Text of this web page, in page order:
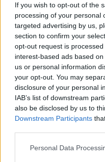
If you wish to opt-out of the
processing of your personal
targeted advertising by us,
section to confirm your
opt-out request is
interest-based ads based
us or personal information
your opt-out. You may
disclosure of your personal
IAB’s list of downstream
also be disclosed by us to
Downstream Participants
Personal Data
23/11/2017 | Homme | 64
néfopam (20mg)
Arthrose colonne vertébrale
Efficacité
Quantité effets secondaires
je ne supporte pas la
douleurs trop fortes alors
traditionnels ne marchent
descendre le seuil de
votre avis